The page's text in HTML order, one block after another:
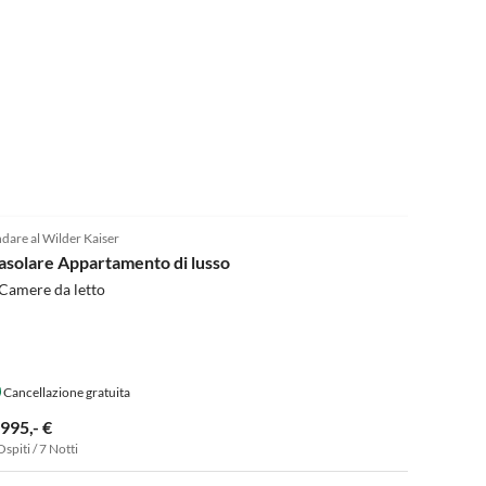
al Wilder Kaiser
Appartamento di lusso
da letto
Cancellazione gratuita
€
/ 7 Notti